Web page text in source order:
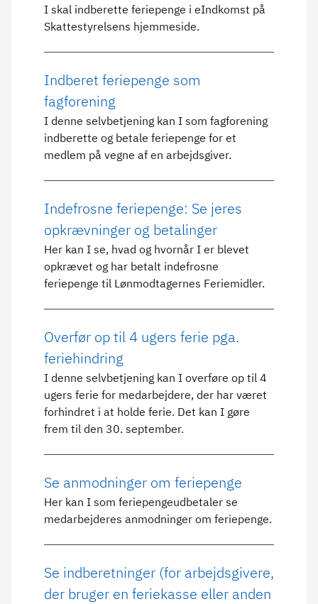
I skal indberette feriepenge i eIndkomst på
Skattestyrelsens hjemmeside.
Indberet feriepenge som
fagforening
I denne selvbetjening kan I som fagforening
indberette og betale feriepenge for et
medlem på vegne af en arbejdsgiver.
Indefrosne feriepenge: Se jeres
opkrævninger og betalinger
Her kan I se, hvad og hvornår I er blevet
opkrævet og har betalt indefrosne
feriepenge til Lønmodtagernes Feriemidler.
Overfør op til 4 ugers ferie pga.
feriehindring
I denne selvbetjening kan I overføre op til 4
ugers ferie for medarbejdere, der har været
forhindret i at holde ferie. Det kan I gøre
frem til den 30. september.
Se anmodninger om feriepenge
Her kan I som feriepengeudbetaler se
medarbejderes anmodninger om feriepenge.
Se indberetninger (for arbejdsgivere,
der bruger en feriekasse eller anden